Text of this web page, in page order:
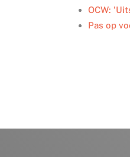
OCW:
Pas op